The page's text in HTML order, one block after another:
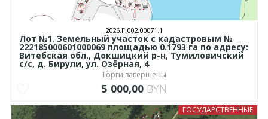
2026.Г.002.00071.1
Лот №1. Земельный участок с кадастровым №
222185000601000069 площадью 0.1793 га по адресу:
Витебская обл., Докшицкий р-н, Тумиловичский
с/с, д. Бирули, ул. Озёрная, 4
Торги завершены
5 000,00 BYN
ГОСУДАРСТВЕННЫЕ